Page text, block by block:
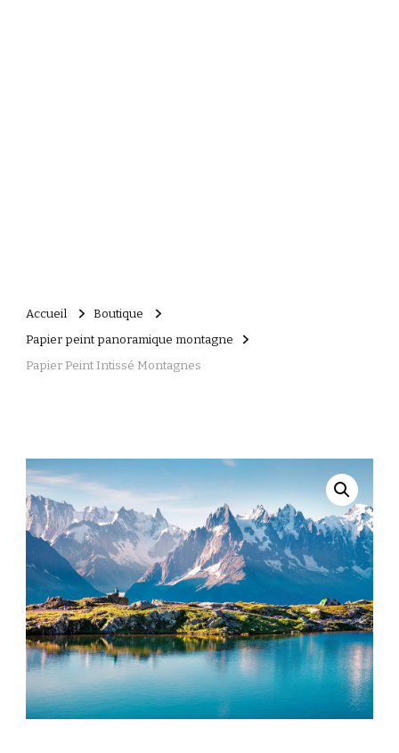
Accueil
Boutique
Papier peint panoramique montagne
Papier Peint Intissé Montagnes